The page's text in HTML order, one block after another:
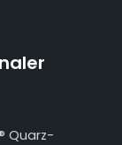
Quarz-